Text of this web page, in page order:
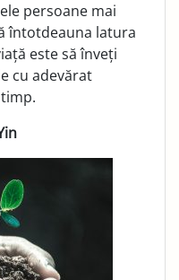
persoane mai
întotdeauna latura
este să înveți
cu adevărat